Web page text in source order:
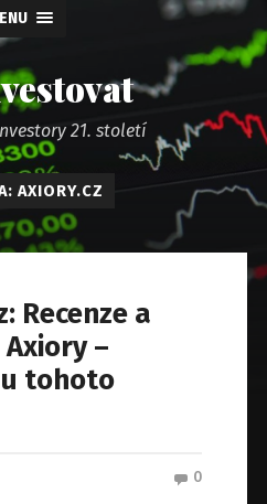
21. století
AXIORY.CZ
Recenze a
–
tohoto
0